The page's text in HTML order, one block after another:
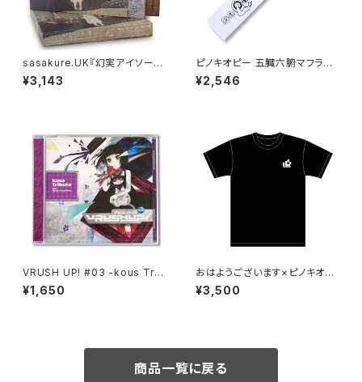
sasakure.UK『幻実アイソーポ
ス』【初回生産限定盤】
¥3,143
ピノキオピー 五臓六腑マフラー
タオル
¥2,546
VRUSH UP! #03 -kous Trib
ute-
¥1,650
おはようございます×ピノキオピ
ー×あらいやかしこ「心」Tシャツ
（ブラック）
¥3,500
商品一覧に戻る